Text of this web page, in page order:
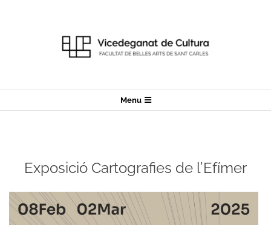
Navigation
Menu
Exposició Cartografies de l’Efímer